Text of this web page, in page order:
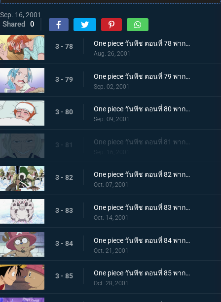
Sep. 16, 2001
Shared 0
3 - 78 One piece วันพีช ตอนที่ 78 พากย์ไทย นามิไม่สบายงั้นเหรอ? อีกฟากฝั่งของหิมะที่ตกในทะเล
Aug. 26, 2001
3 - 79 One piece วันพีช ตอนที่ 79 พากย์ไทย เซอร์ไพรส์! เรือบลีคิงก์ และวาโปลผู้กินได้ทุกสิ่ง!
Sep. 02, 2001
3 - 80 One piece วันพีช ตอนที่ 80 พากย์ไทย เกาะที่ไม่มีหมองั้นเหรอ ผจญภัยในอาณาจักรที่ไม่มีแม้แต่ชื่อ!
Sep. 09, 2001
3 - 81
Sep. 16, 2001
3 - 82 One piece วันพีช ตอนที่ 82 พากย์ไทย ดอลตันลุกขึ้นสู้ กองทัพวาโปลเทียบฝั่ง!
Oct. 07, 2001
3 - 83 One piece วันพีช ตอนที่ 83 พากย์ไทย เกาะแห่งหิมะ ปีนเขาดรัมร็อกกี
Oct. 14, 2001
3 - 84 One piece วันพีช ตอนที่ 84 พากย์ไทย เรนเดียร์จมูกน้ำเงิน ความลับของช็อปเปอร์
Oct. 21, 2001
3 - 85 One piece วันพีช ตอนที่ 85 พากย์ไทย ความฝันอันโหดร้าย หมอเถื่อนฮีลลุค
Oct. 28, 2001